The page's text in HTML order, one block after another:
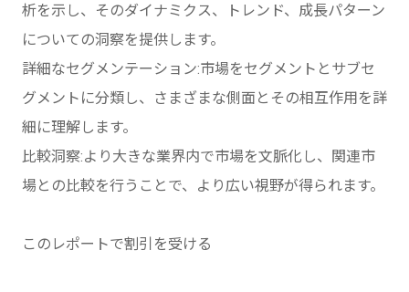
析を示し、そのダイナミクス、トレンド、成長パターン
についての洞察を提供します。
詳細なセグメンテーション:市場をセグメントとサブセ
グメントに分類し、さまざまな側面とその相互作用を詳
細に理解します。
比較洞察:より大きな業界内で市場を文脈化し、関連市
場との比較を行うことで、より広い視野が得られます。
このレポートで割引を受ける